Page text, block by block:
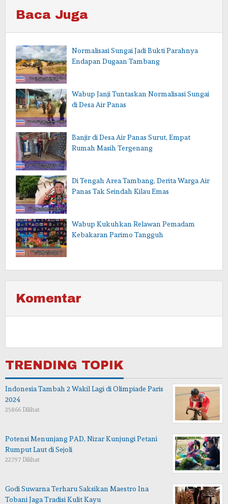
Baca Juga
Normalisasi Sungai Jadi Bukti Parahnya
Endapan Dugaan Tambang
Wabup Janji Tuntaskan Normalisasi Sungai
di Desa Air Panas
Banjir di Desa Air Panas Surut, Empat
Rumah Masih Tergenang
Di Tengah Area Tambang, Derita Warga Air
Panas Tak Seindah Kilau Emas
Wabup Kukuhkan Relawan Pemadam
Kebakaran Parimo Tangguh
Komentar
TRENDING TOPIK
Indonesia Tambah 2 Wakil Lagi di Olimpiade Paris
2024
25866 Dilihat
Potensi Menunjang PAD, Nizar Kunjungi Petani
Rumput Laut di Sejoli
22797 Dilihat
Godi Suwarna Terharu Saksikan Maestro Ina
Tobani Jaga Tradisi Kulit Kayu